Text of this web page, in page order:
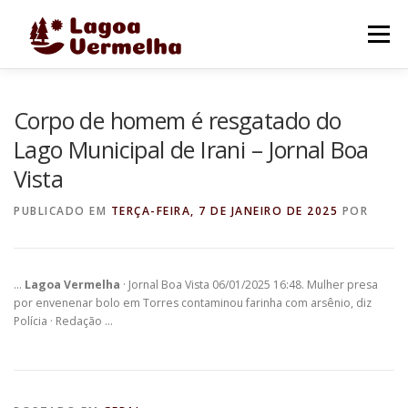
Menu
FALE CONOSCO
Corpo de homem é resgatado do
Lago Municipal de Irani – Jornal Boa
Vista
PUBLICADO EM TERÇA-FEIRA, 7 DE JANEIRO DE 2025 POR
… Lagoa Vermelha · Jornal Boa Vista 06/01/2025 16:48. Mulher presa
por envenenar bolo em Torres contaminou farinha com arsênio, diz
Polícia · Redação …